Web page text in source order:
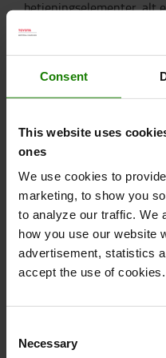
Consent
This website uses
ones
We use cookies to
marketing, to show you
to analyze our traffic. We
how you use our website
advertisement, statistics
accept the use of cookies.
Selection
Necessary
betjeningselementer, alt
kørestil: mini-greb, et
eller multifunktionsgreb
affjedrede førerkabine
har højere komfort. For
hjælpefunktioner, blandt
og gennemprøvede
SAS overvåger konstant
truckens hastighed og
Skift til måling og
virksomhed, når det